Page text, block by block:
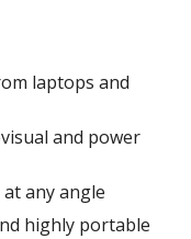
laptops and
and power
any angle
highly portable